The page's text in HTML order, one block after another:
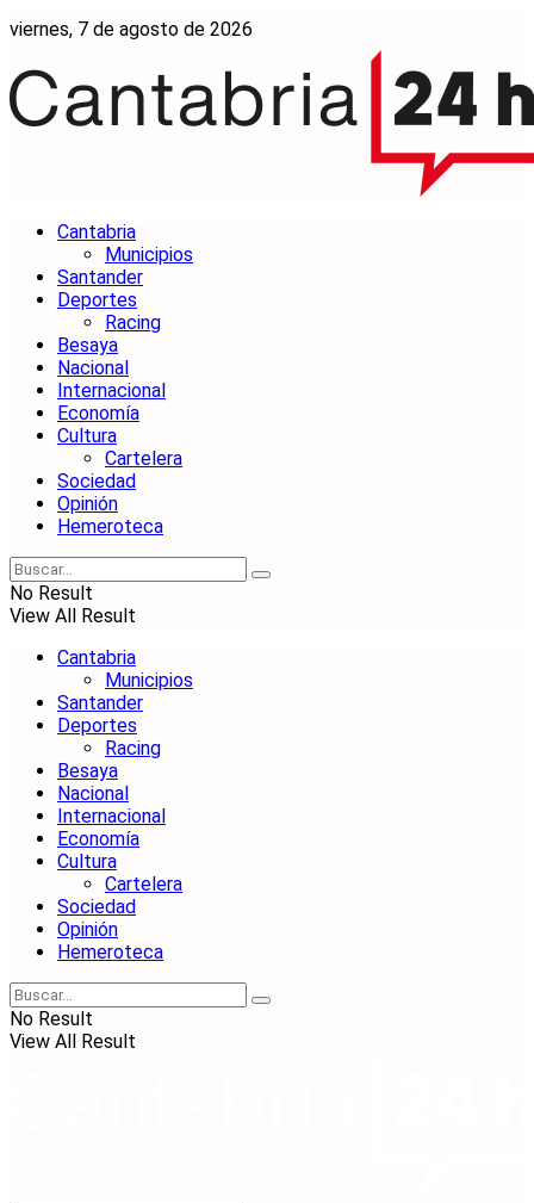
viernes, 7 de agosto de 2026
Cantabria
Municipios
Santander
Deportes
Racing
Besaya
Nacional
Internacional
Economía
Cultura
Cartelera
Sociedad
Opinión
Hemeroteca
No Result
View All Result
Cantabria
Municipios
Santander
Deportes
Racing
Besaya
Nacional
Internacional
Economía
Cultura
Cartelera
Sociedad
Opinión
Hemeroteca
No Result
View All Result